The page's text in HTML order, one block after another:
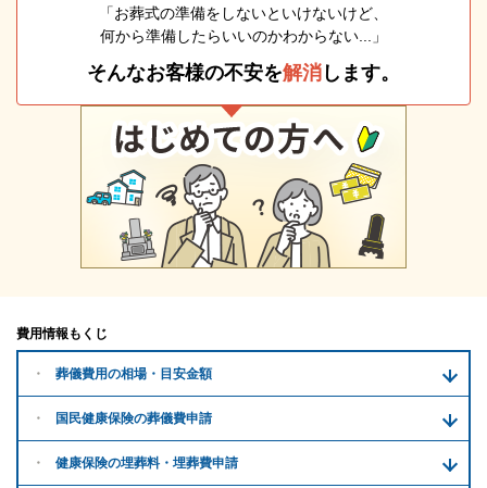
「お葬式の準備をしないといけないけど、
何から準備したらいいのかわからない...」
そんなお客様の不安を解消 します。
費用情報もくじ
葬儀費用の相場・目安金額
国民健康保険の葬儀費申請
健康保険の埋葬料・ 埋葬費申請